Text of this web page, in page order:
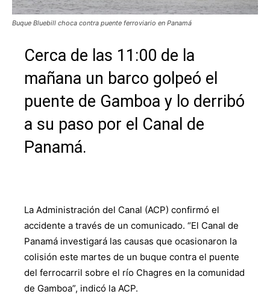
Buque Bluebill choca contra puente ferroviario en Panamá
Cerca de las 11:00 de la
mañana un barco golpeó el
puente de Gamboa y lo derribó
a su paso por el Canal de
Panamá.
La Administración del Canal (ACP) confirmó el
accidente a través de un comunicado. “El Canal de
Panamá investigará las causas que ocasionaron la
colisión este martes de un buque contra el puente
del ferrocarril sobre el río Chagres en la comunidad
de Gamboa”, indicó la ACP.